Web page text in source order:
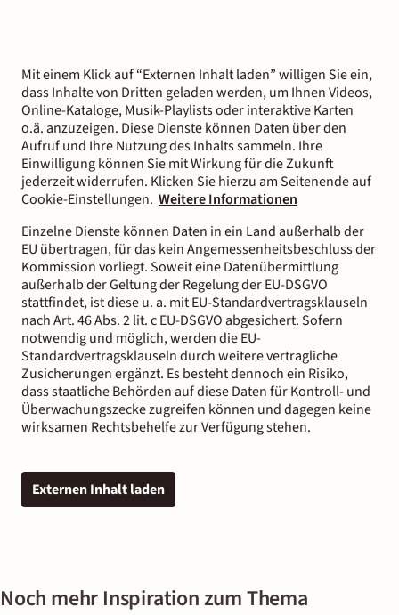
Mit einem Klick auf “Externen Inhalt laden” willigen Sie ein,
dass Inhalte von Dritten geladen werden, um Ihnen Videos,
Online-Kataloge, Musik-Playlists oder interaktive Karten
o.ä. anzuzeigen. Diese Dienste können Daten über den
Aufruf und Ihre Nutzung des Inhalts sammeln. Ihre
Einwilligung können Sie mit Wirkung für die Zukunft
jederzeit widerrufen. Klicken Sie hierzu am Seitenende auf
Cookie-Einstellungen. Weitere Informationen
Einzelne Dienste können Daten in ein Land außerhalb der
EU übertragen, für das kein Angemessenheitsbeschluss der
Kommission vorliegt. Soweit eine Datenübermittlung
außerhalb der Geltung der Regelung der EU-DSGVO
stattfindet, ist diese u. a. mit EU-Standardvertragsklauseln
nach Art. 46 Abs. 2 lit. c EU-DSGVO abgesichert. Sofern
notwendig und möglich, werden die EU-
Standardvertragsklauseln durch weitere vertragliche
Zusicherungen ergänzt. Es besteht dennoch ein Risiko,
dass staatliche Behörden auf diese Daten für Kontroll- und
Überwachungszecke zugreifen können und dagegen keine
wirksamen Rechtsbehelfe zur Verfügung stehen.
Externen Inhalt laden
Noch mehr Inspiration zum Thema